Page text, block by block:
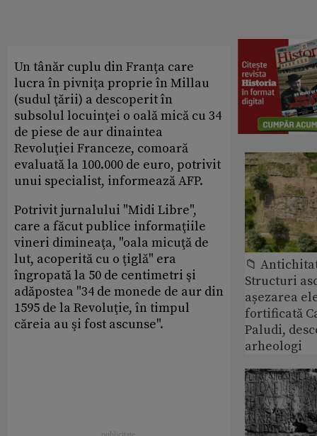
Un tânăr cuplu din Franţa care
lucra în pivniţa proprie în Millau
(sudul ţării) a descoperit în
subsolul locuinţei o oală mică cu 34
de piese de aur dinaintea
Revoluţiei Franceze, comoară
evaluată la 100.000 de euro, potrivit
unui specialist, informează AFP.
Potrivit jurnalului "Midi Libre",
care a făcut publice informaţiile
vineri dimineaţa, "oala micuţă de
lut, acoperită cu o ţiglă" era
îngropată la 50 de centimetri şi
adăpostea "34 de monede de aur din
1595 de la Revoluţie, în timpul
căreia au şi fost ascunse".
📁
Structuri
așezarea
fortificată
Paludi,
arheologi